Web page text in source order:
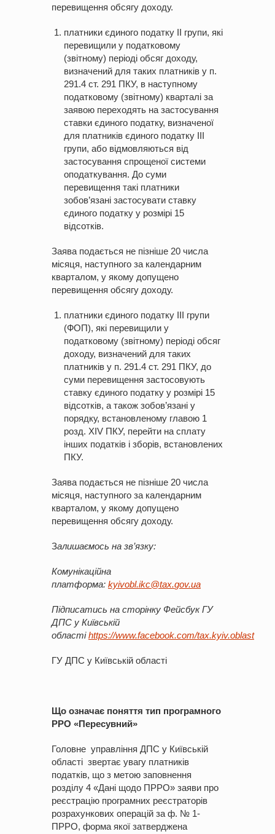
перевищення обсягу доходу.
платники єдиного податку ІІ групи, які
перевищили у податковому
(звітному) періоді обсяг доходу,
визначений для таких платників у п.
291.4 ст. 291 ПКУ, в наступному
податковому (звітному) кварталі за
заявою переходять на застосування
ставки єдиного податку, визначеної
для платників єдиного податку ІІІ
групи, або відмовляються від
застосування спрощеної системи
оподаткування. До суми
перевищення такі платники
зобов’язані застосувати ставку
єдиного податку у розмірі 15
відсотків.
Заява подається не пізніше 20 числа
місяця, наступного за календарним
кварталом, у якому допущено
перевищення обсягу доходу.
платники єдиного податку ІІІ групи
(ФОП), які перевищили у
податковому (звітному) періоді обсяг
доходу, визначений для таких
платників у п. 291.4 ст. 291 ПКУ, до
суми перевищення застосовують
ставку єдиного податку у розмірі 15
відсотків, а також зобов’язані у
порядку, встановленому главою 1
розд. ХIV ПКУ, перейти на сплату
інших податків і зборів, встановлених
ПКУ.
Заява подається не пізніше 20 числа
місяця, наступного за календарним
кварталом, у якому допущено
перевищення обсягу доходу.
Залишаємось на зв’язку:
Комунікаційна
платформа: kyivobl.ikc@tax.gov.ua
Підписатись на сторінку ФейсбукГУ
ДПС у Київській
областіhttps://www.facebook.com/tax.kyiv.oblast
ГУ ДПС у Київській області
Що означає поняття тип програмного
РРО «Пересувний»
Головне управління ДПС у Київській
області звертає увагу платників
податків, що з метою заповнення
розділу 4 «Дані щодо ПРРО» заяви про
реєстрацію програмних реєстраторів
розрахункових операцій за ф. № 1-
ПРРО, форма якої затверджена